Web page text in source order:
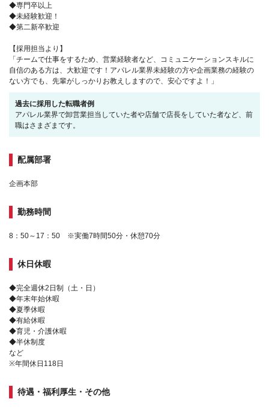
◆専門卒以上
◆未経験歓迎！
◆第二新卒歓迎
【採用担当より】
「チームで仕事をするため、営業経験者など、コミュニケーションスキルに
自信のある方は、大歓迎です！アパレル業界未経験の方や企画業務の経験の
ない方でも、先輩がしっかりお教えしますので、安心ですよ！」
過去に採用した転職者例
アパレル業界で卸営業担当していた者や店舗で店長をしていた者など、前
職はさまざまです。
配属部署
企画本部
勤務時間
8：50～17：50 ※実働7時間50分・休憩70分
休日休暇
◆完全週休2日制（土・日）
◆年末年始休暇
◆夏季休暇
◆有給休暇
◆育児・介護休暇
◆半休制度
など
※年間休日118日
待遇・福利厚生・その他